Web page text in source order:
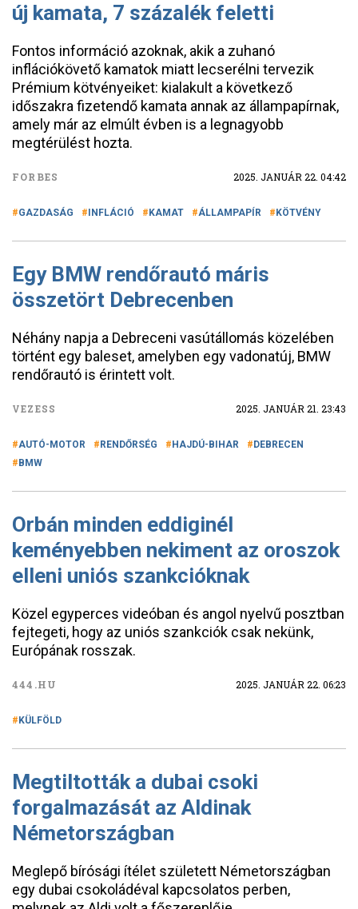
új kamata, 7 százalék feletti
Fontos információ azoknak, akik a zuhanó
inflációkövető kamatok miatt lecserélni tervezik
Prémium kötvényeiket: kialakult a következő
időszakra fizetendő kamata annak az állampapírnak,
amely már az elmúlt évben is a legnagyobb
megtérülést hozta.
FORBES 2025. JANUÁR 22. 04:42
GAZDASÁG INFLÁCIÓ KAMAT ÁLLAMPAPÍR KÖTVÉNY
Egy BMW rendőrautó máris
összetört Debrecenben
Néhány napja a Debreceni vasútállomás közelében
történt egy baleset, amelyben egy vadonatúj, BMW
rendőrautó is érintett volt.
VEZESS 2025. JANUÁR 21. 23:43
AUTÓ-MOTOR RENDŐRSÉG HAJDÚ-BIHAR
DEBRECEN
BMW
Orbán minden eddiginél
keményebben nekiment az oroszok
elleni uniós szankcióknak
Közel egyperces videóban és angol nyelvű posztban
fejtegeti, hogy az uniós szankciók csak nekünk,
Európának rosszak.
444.HU 2025. JANUÁR 22. 06:23
KÜLFÖLD
Megtiltották a dubai csoki
forgalmazását az Aldinak
Németországban
Meglepő bírósági ítélet született Németországban
egy dubai csokoládéval kapcsolatos perben,